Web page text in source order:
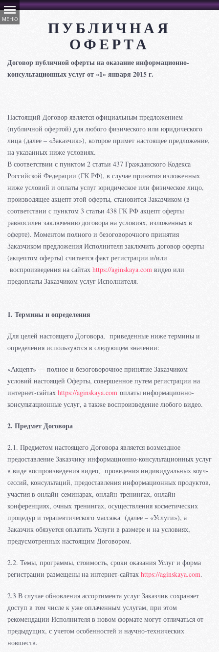
ПУБЛИЧНАЯ
ОФЕРТА
Договор публичной оферты на оказание информационно-
консультационных услуг от «1» января 2015 г.
Настоящий Договор является официальным предложением
(публичной офертой) для любого физического или юридического
лица (далее – «Заказчик»), которое примет настоящее предложение,
на указанных ниже условиях.
В соответствии с пунктом 2 статьи 437 Гражданского Кодекса
Российской Федерации (ГК РФ), в случае принятия изложенных
ниже условий и оплаты услуг юридическое или физическое лицо,
производящее акцепт этой оферты, становится Заказчиком (в
соответствии с пунктом 3 статьи 438 ГК РФ акцепт оферты
равносилен заключению договора на условиях, изложенных в
оферте). Моментом полного и безоговорочного принятия
Заказчиком предложения Исполнителя заключить договор оферты
(акцептом оферты) считается факт регистрации и/или
воспроизведения на сайтах https://aginskaya.com видео или
предоплаты Заказчиком услуг Исполнителя.
1. Термины и определения
Для целей настоящего Договора, приведенные ниже термины и
определения используются в следующем значении:
«Акцепт» — полное и безоговорочное принятие Заказчиком
условий настоящей Оферты, совершенное путем регистрации на
интернет-сайтах https://aginskaya.com оплаты информационно-
консультационные услуг, а также воспроизведение любого видео.
2. Предмет Договора
2.1. Предметом настоящего Договора является возмездное
предоставление Заказчику информационно-консультационных услуг
в виде воспроизведения видео, проведения индивидуальных коуч-
сессий, консультаций, предоставления информационных продуктов,
участия в онлайн-семинарах, онлайн-тренингах, онлайн-
конференциях, очных тренингах, осуществления косметических
процедур и терапевтического массажа (далее – «Услуги»), а
Заказчик обязуется оплатить Услуги в размере и на условиях,
предусмотренных настоящим Договором.
2.2. Темы, программы, стоимость, сроки оказания Услуг и форма
регистрации размещены на интернет-сайтах https://aginskaya.com.
2.3 В случае обновления ассортимента услуг Заказчик сохраняет
доступ в том числе к уже оплаченным услугам, при этом
рекомендации Исполнителя в новом формате могут отличаться от
предыдущих, с учетом особенностей и научно-технических
новшеств.